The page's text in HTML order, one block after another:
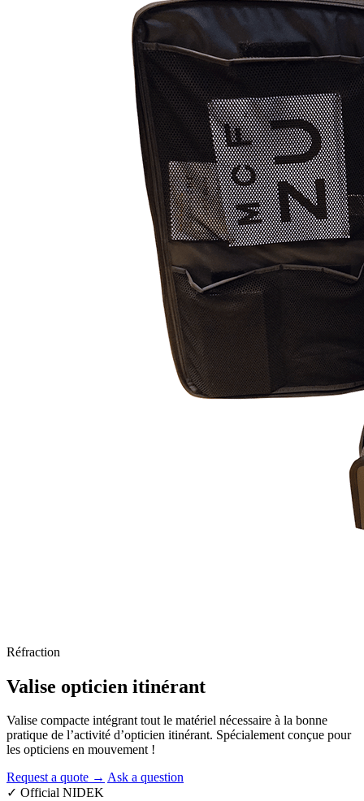
Réfraction
Valise opticien itinérant
Valise compacte intégrant tout le matériel nécessaire à la bonne
pratique de l’activité d’opticien itinérant. Spécialement conçue pour
les opticiens en mouvement !
Request a quote → Ask a question
✓ Official NIDEK